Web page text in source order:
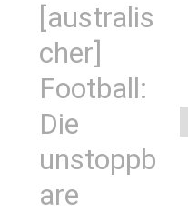
[australis
cher]
Football:
Die
unstoppb
are